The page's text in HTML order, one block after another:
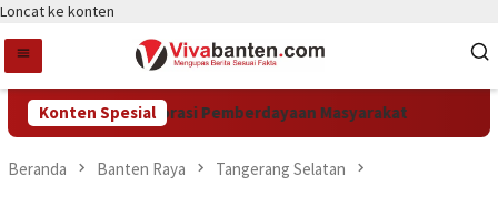
Loncat ke konten
Konten Spesial
Perkuat Kolaborasi Pemberdayaan Masyarakat
Beranda Banten Raya Tangerang Selatan